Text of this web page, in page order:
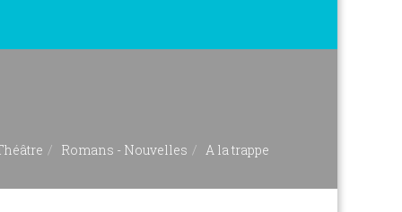
Romans - Nouvelles A la trappe